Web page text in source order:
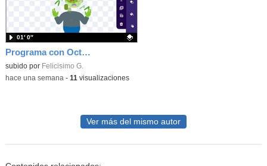
Programa con OctoStudio, un juego homenajeando al House of the dead con Zombies
Contenido educativo.
subido por Felicisimo G.
01′ 0″
-hace una semana - 11 visualizaciones
Ver más del mismo autor